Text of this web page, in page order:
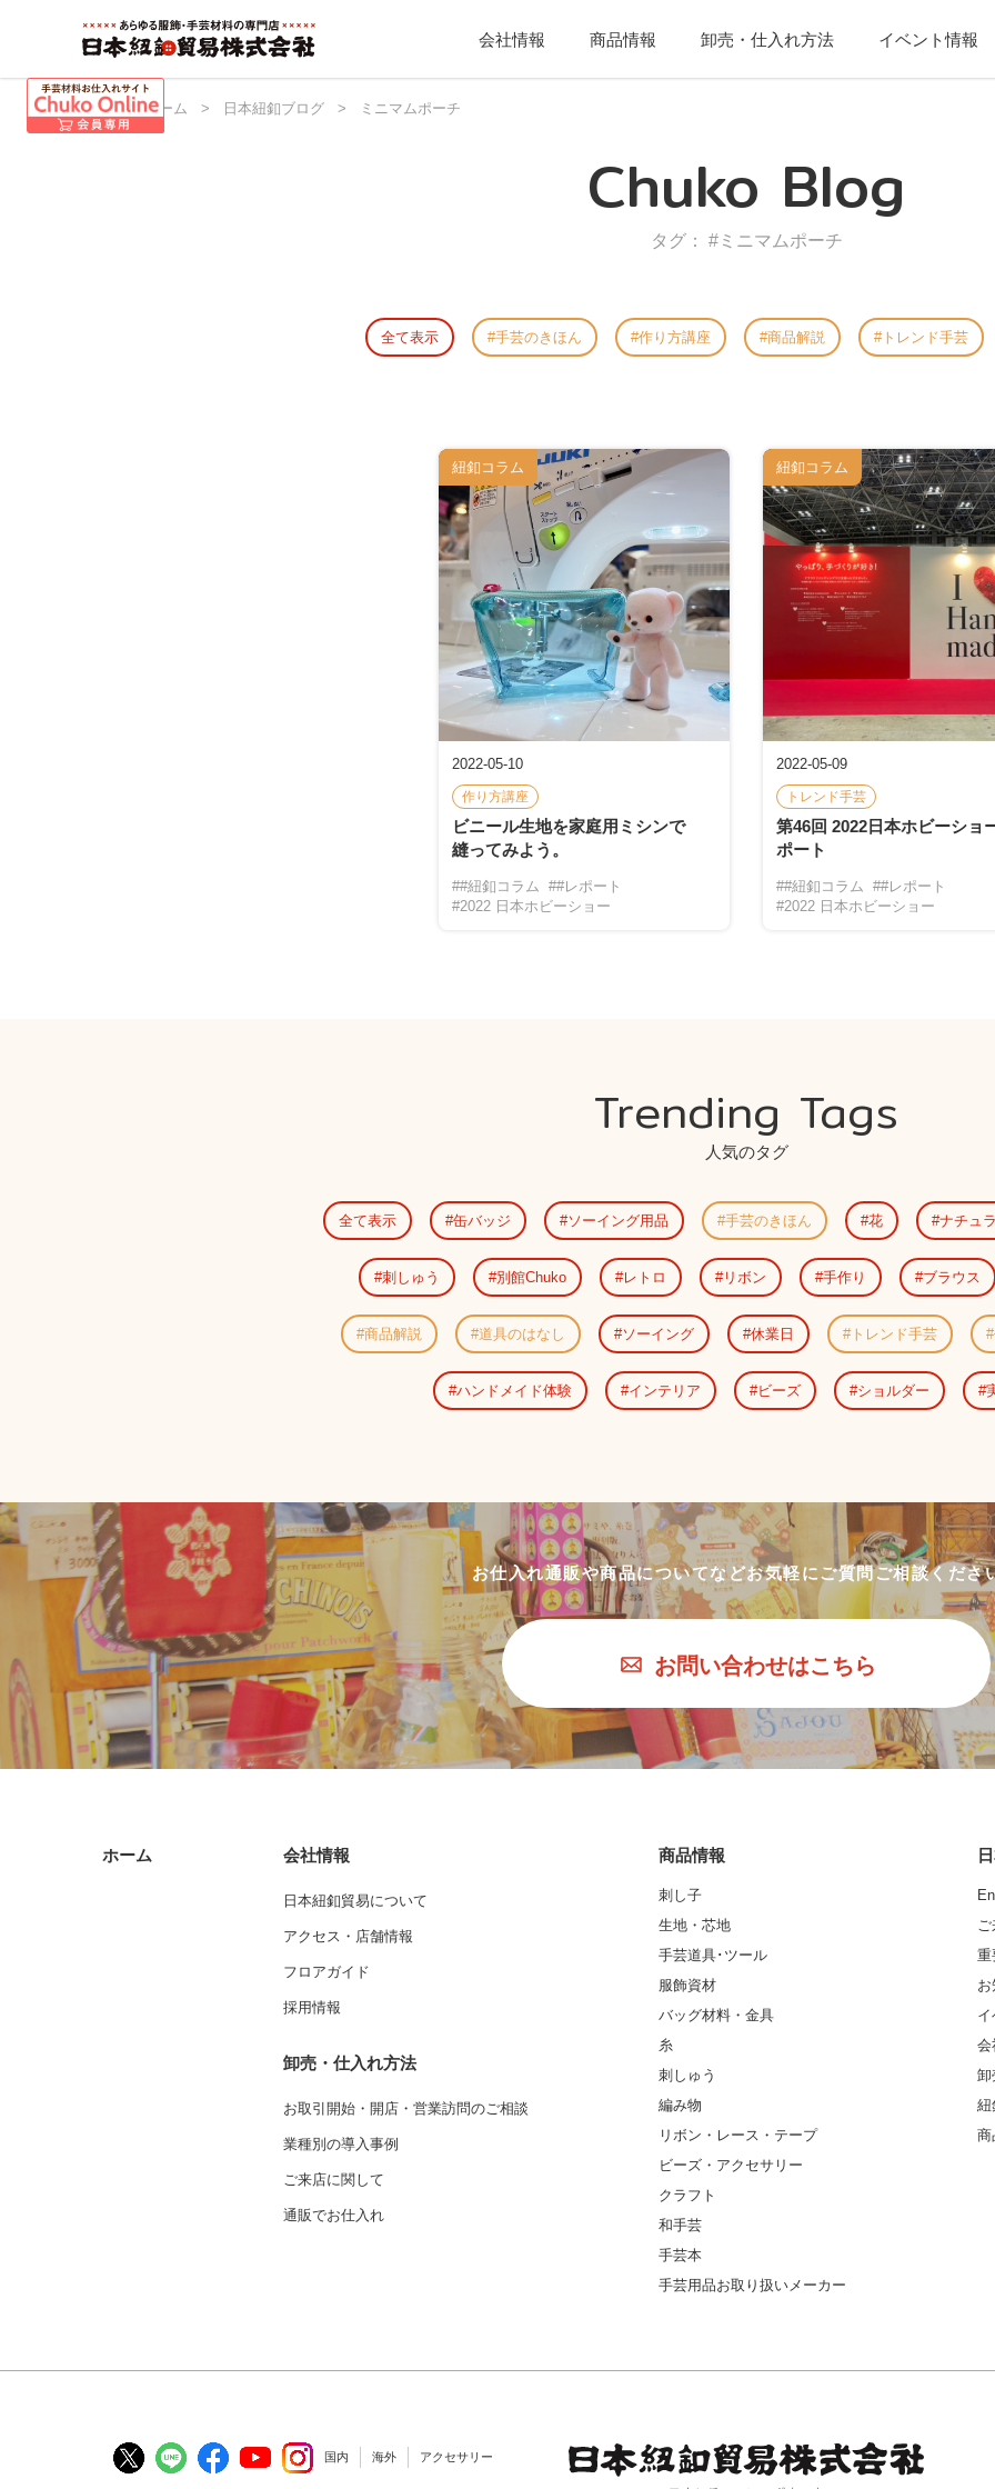
会社情報 商品情報 卸売・仕入れ方法 イベント情報
日本紐釦 ホーム > 日本紐釦ブログ > ミニマムポーチ
Chuko Blog
タグ： #ミニマムポーチ
全て表示 手芸のきほん 作り方講座 商品解説 トレンド手芸
2022-05-10
作り方講座
ビニール生地を家庭用ミシンで
縫ってみよう。
##紐釦コラム
##レポート
#2022 日本ホビーショー
紐釦コラム
2022-05-09
トレンド手芸
第46回 2022日本ホビーショ
ポート
##紐釦コラム
##レポート
#2022 日本ホビーショー
紐釦コラム
Trending Tags
人気のタグ
全て表示 缶バッジ ソーイング用品 手芸のきほん 花 ナチュ
刺しゅう 別館Chuko レトロ リボン 手作り ブラウス
商品解説 道具のはなし ソーイング 休業日 トレンド手芸
ハンドメイド体験 インテリア ビーズ ショルダー
お仕入れ通販や商品についてなどお気軽にご質問ご相談くださ
お問い合わせはこちら
ホーム 会社情報
日本紐釦貿易について
アクセス・店舗情報
フロアガイド
採用情報
卸売・仕入れ方法
お取引開始・開店・営業訪問のご相談
業種別の導入事例
ご来店に関して
通販でお仕入れ
商品情報
刺し子
生地・芯地
手芸道具･ツール
服飾資材
バッグ材料・金具
糸
刺しゅう
編み物
リボン・レース・テープ
ビーズ・アクセサリー
クラフト
和手芸
手芸本
手芸用品お取り扱いメーカー
重
お
会
卸
紐
商
国内 海外 アクセサリー